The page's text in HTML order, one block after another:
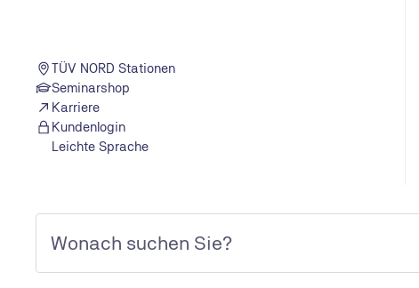
TÜV NORD Stationen
Seminarshop
Karriere
Kundenlogin
Leichte Sprache